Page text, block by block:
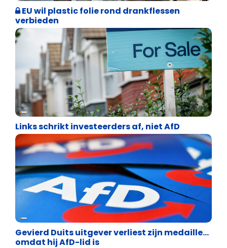
EU wil plastic folie rond drankflessen
verbieden
Vrijheid
Links schrikt investeerders af, niet AfD
Gevierd Duits uitgever verliest zijn medaille…
omdat hij AfD-lid is